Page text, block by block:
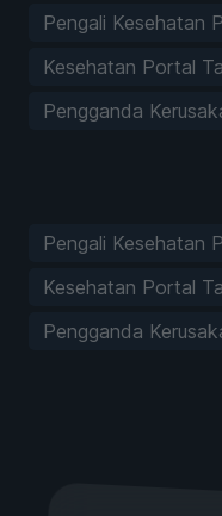
Pengali Kesehatan
Kesehatan Portal
Pengganda
Pengali Kesehatan
Kesehatan Portal
Pengganda